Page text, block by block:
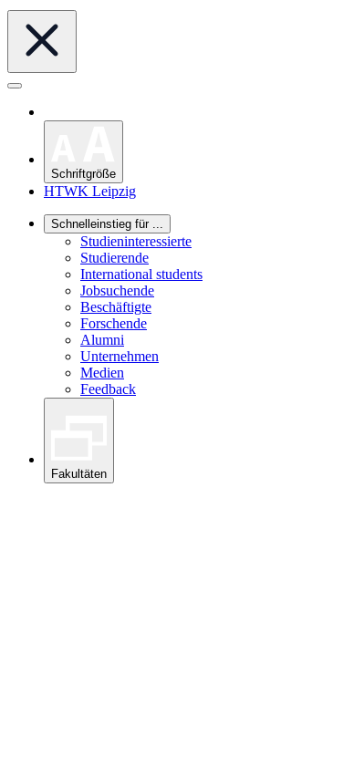
Schriftgröße
HTWK Leipzig
Schnelleinstieg für ...
Studieninteressierte
Studierende
International students
Jobsuchende
Beschäftigte
Forschende
Alumni
Unternehmen
Medien
Feedback
Fakultäten